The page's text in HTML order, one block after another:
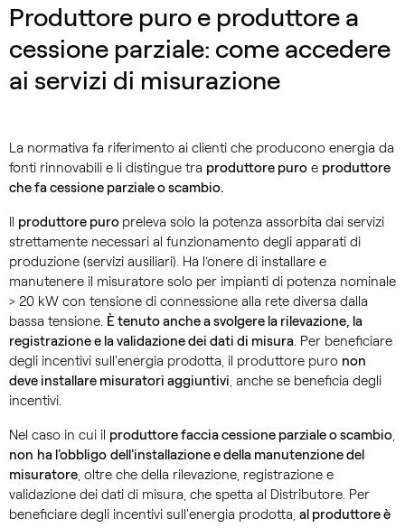
Produttore puro e produttore a
cessione parziale: come accedere
ai servizi di misurazione
La normativa fa riferimento ai clienti che producono energia da
fonti rinnovabili e li distingue tra produttore puro e produttore
che fa cessione parziale o scambio.
Il produttore puro preleva solo la potenza assorbita dai servizi
strettamente necessari al funzionamento degli apparati di
produzione (servizi ausiliari). Ha l’onere di installare e
manutenere il misuratore solo per impianti di potenza nominale
> 20 kW con tensione di connessione alla rete diversa dalla
bassa tensione. È tenuto anche a svolgere la rilevazione, la
registrazione e la validazione dei dati di misura. Per beneficiare
degli incentivi sull'energia prodotta, il produttore puro non
deve installare misuratori aggiuntivi, anche se beneficia degli
incentivi.
Nel caso in cui il produttore faccia cessione parziale o scambio,
non ha l'obbligo dell'installazione e della manutenzione del
misuratore, oltre che della rilevazione, registrazione e
validazione dei dati di misura, che spetta al Distributore. Per
beneficiare degli incentivi sull'energia prodotta, al produttore è